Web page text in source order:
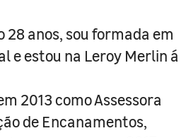
28 anos, sou formada em
e estou na Leroy Merlin á
2013 como Assessora
de Encanamentos,